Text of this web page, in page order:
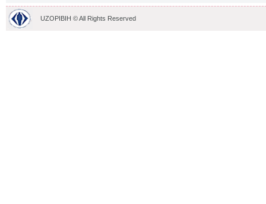
UZOPIBIH © All Rights Reserved